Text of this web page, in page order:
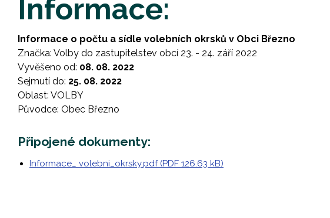
Informace:
Informace o počtu a sídle volebních okrsků v Obci Březno
Značka: Volby do zastupitelstev obcí 23. - 24. září 2022
Vyvěšeno od: 08. 08. 2022
Sejmutí do: 25. 08. 2022
Oblast: VOLBY
Původce: Obec Březno
Připojené dokumenty:
Informace_ volebni_okrsky.pdf (PDF 126.63 kB)